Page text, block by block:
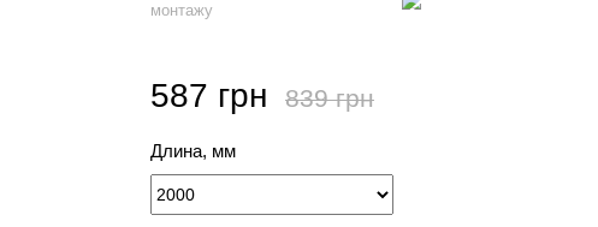
монтажу
587 грн 839 грн
Длина, мм